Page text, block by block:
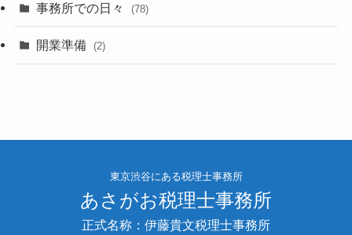
事務所での日々 (78)
開業準備 (2)
東京渋谷にある税理士事務所
あさがお税理士事務所
正式名称：伊藤貴文税理士事務所